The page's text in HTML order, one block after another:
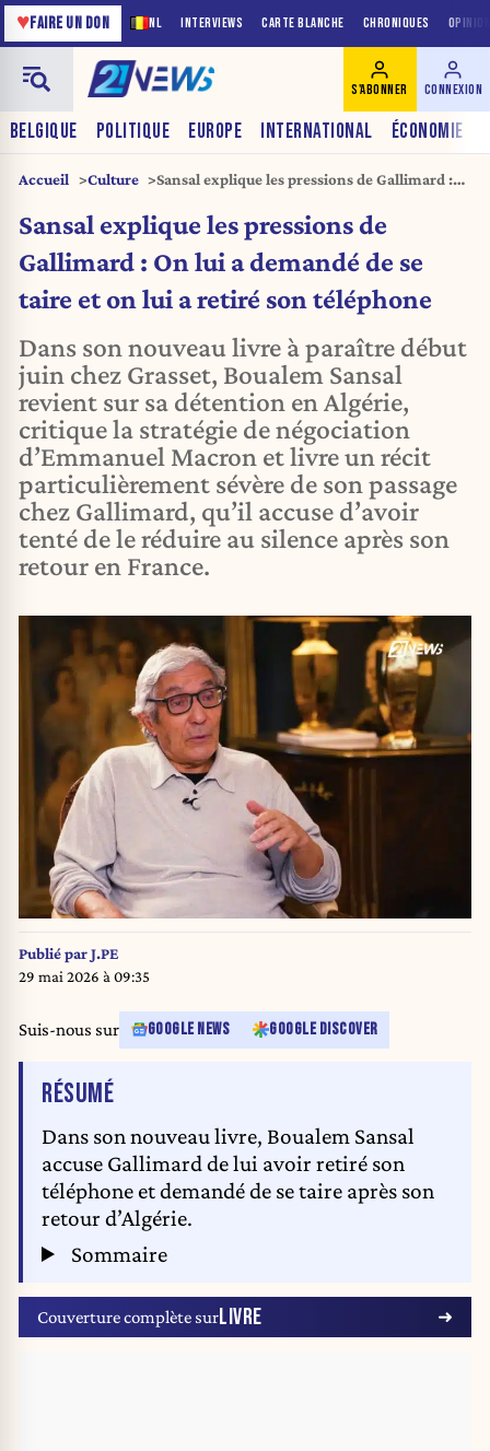
NL INTERVIEWS CARTE BLANCHE CHRONIQUES
♥FAIRE UN DON
BELGIQUE POLITIQUE EUROPE INTERNATIONAL ÉCONOMIE
S'ABONNER CONNEXION
Accueil Culture
Sansal explique les pressions de Gallimard :
son téléphone
Sansal explique les pressions de
Gallimard : On lui a demandé de se
taire et on lui a retiré son téléphone
Dans son nouveau livre à paraître début
juin chez Grasset, Boualem Sansal
revient sur sa détention en Algérie,
critique la stratégie de négociation
d’Emmanuel Macron et livre un récit
particulièrement sévère de son passage
chez Gallimard, qu’il accuse d’avoir
tenté de le réduire au silence après son
retour en France.
Publié parJ.PE
29 mai 2026 à 09:35
Suis-nous sur GOOGLE NEWS GOOGLE DISCOVER
RÉSUMÉDE L'ARTICLE
Dans son nouveau livre, Boualem Sansal
accuse Gallimard de lui avoir retiré son
téléphone et demandé de se taire après son
retour d’Algérie.
Sommaire
Couverture complète surLIVRE